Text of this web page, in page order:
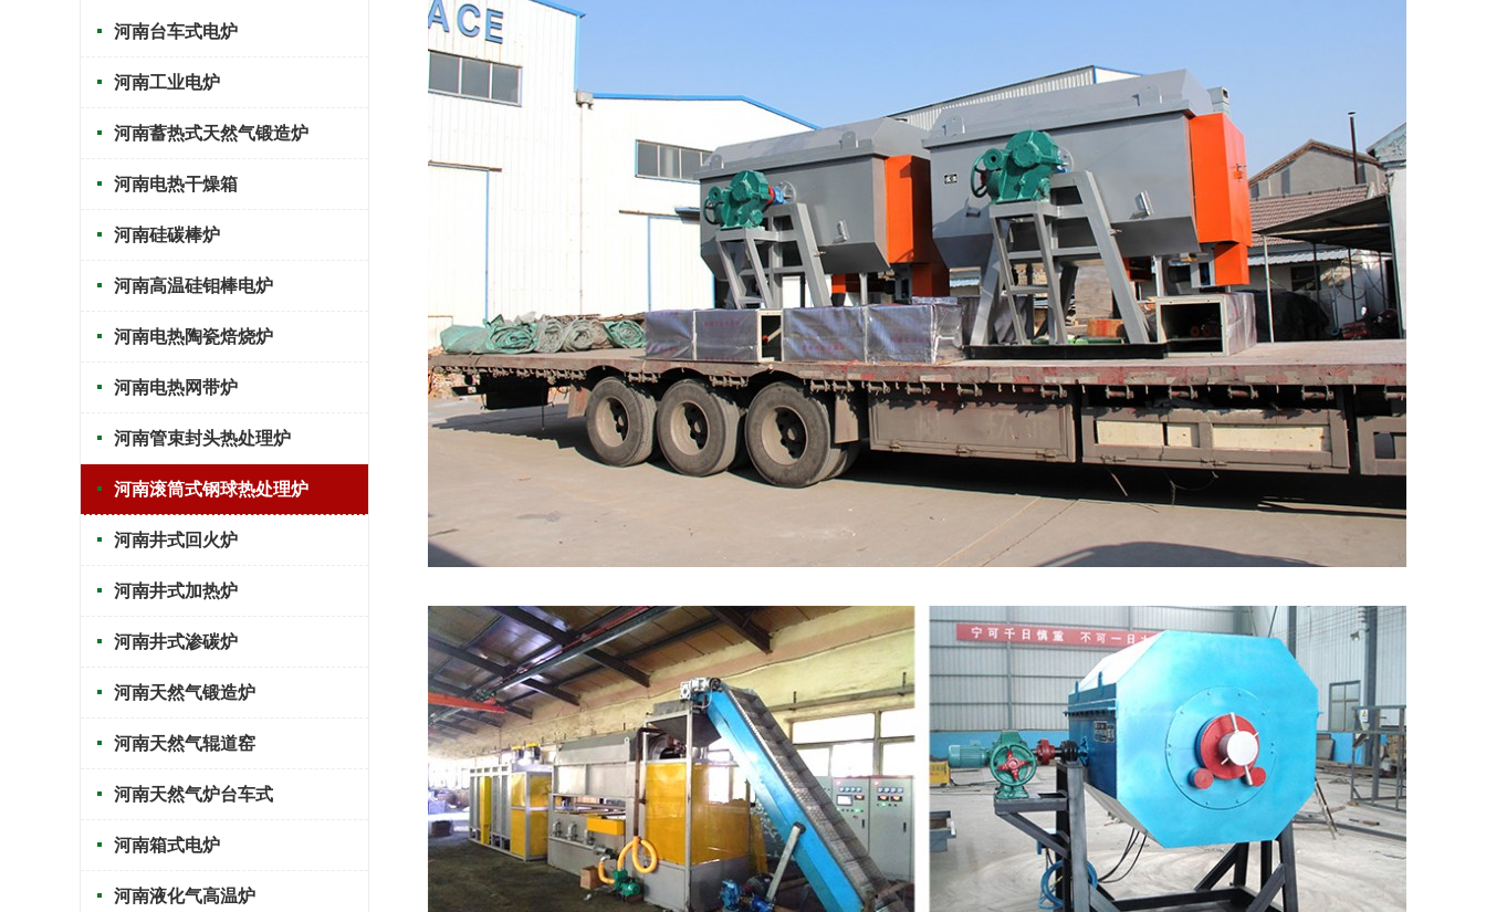
河南台车式电炉
河南工业电炉
河南蓄热式天然气锻造炉
河南电热干燥箱
河南硅碳棒炉
河南高温硅钼棒电炉
河南电热陶瓷焙烧炉
河南电热网带炉
河南管束封头热处理炉
河南滚筒式钢球热处理炉
河南井式回火炉
河南井式加热炉
河南井式渗碳炉
河南天然气锻造炉
河南天然气辊道窑
河南天然气炉台车式
河南箱式电炉
河南液化气高温炉